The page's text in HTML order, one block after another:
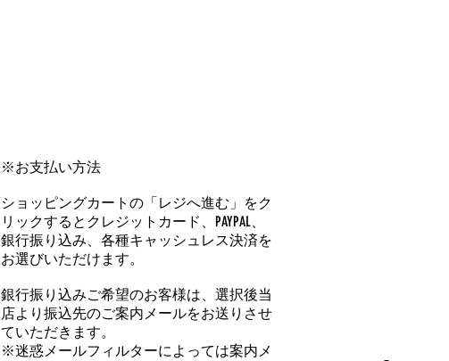
※お支払い方法
ショッピングカートの「レジへ進む」をク
リックするとクレジットカード、PAYPAL、
銀行振り込み、各種キャッシュレス決済を
お選びいただけます。
銀行振り込みご希望のお客様は、選択後当
店より振込先のご案内メールをお送りさせ
ていただきます。
※迷惑メールフィルターによっては案内メ